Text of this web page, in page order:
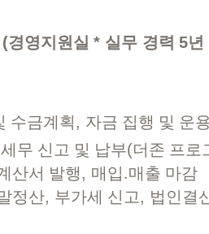
(경영지원실* 실무 경력 5년
수금계획 , 자금 집행 및 운
세무 신고 및 납부(더존 프로
산서 발행 , 매입.매출 마감
정산, 부가세 신고, 법인결